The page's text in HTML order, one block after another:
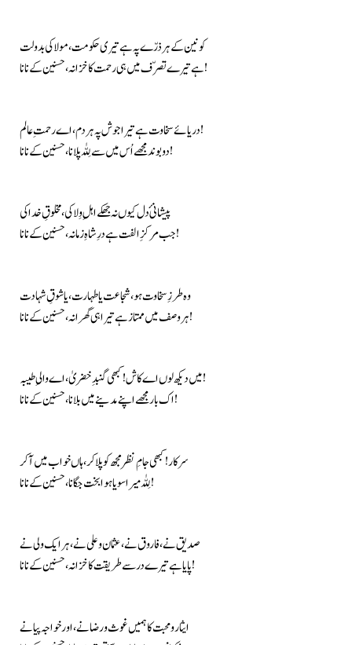
کونین کے ہر ذرّے پہ ہے تیری حکومت، مولا کی بدولت
ہے تیرے تصرّف میں ہی رحمت کا خزانہ، حسنین کے نانا!
دریائے سخاوت ہے تیرا جوش پہ ہر دم، اے رحمتِ عالم!
دو بوند مجھے اُس میں سے لِلّٰہ پلانا، حسنین کے نانا!
پیشانیٔ دل کیوں نہ جھکے اہلِ وِلا کی، مخلوقِ خدا کی
جب مرکزِ الفت ہے درِ شاہِ زمانہ، حسنین کے نانا!
وہ طرزِ سخاوت ہو، شجاعت یا طہارت، یا شوقِ شہادت
ہر وصف میں ممتاز ہے تیرا ہی گھرانہ، حسنین کے نانا!
میں دیکھ لوں اے کاش! کبھی گنبدِ خضریٰ، اے والیِ طیبہ!
اک بار مجھے اپنے مدینے میں بلانا، حسنین کے نانا!
سرکار! کبھی جامِ نظر مجھ کو پلا کر، ہاں خواب میں آ کر
لِلّٰہ میرا سویا ہوا بخت جگانا، حسنین کے نانا!
صدیق نے، فاروق نے، عثمان و علی نے، ہر ایک ولی نے
پایا ہے تیرے در سے طریقت کا خزانہ، حسنین کے نانا!
ایثار و محبت کا ہمیں غوث و رضا نے، اور خواجہ پیا نے